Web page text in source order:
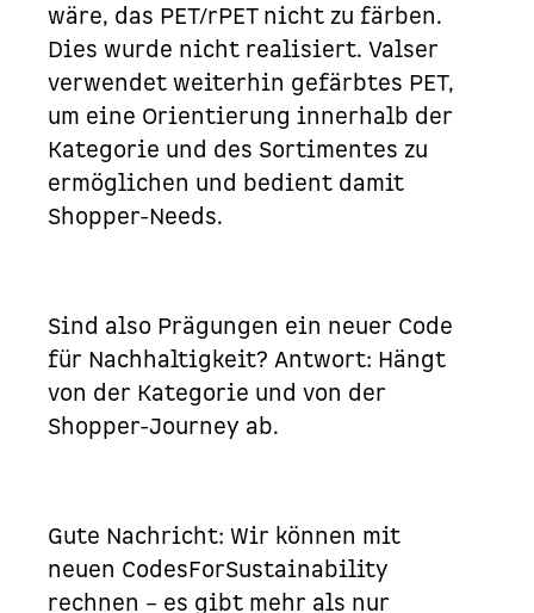
wäre, das PET/rPET nicht zu färben.
Dies wurde nicht realisiert. Valser
verwendet weiterhin gefärbtes PET,
um eine Orientierung innerhalb der
Kategorie und des Sortimentes zu
ermöglichen und bedient damit
Shopper-Needs.
Sind also Prägungen ein neuer Code
für Nachhaltigkeit? Antwort: Hängt
von der Kategorie und von der
Shopper-Journey ab.
Gute Nachricht: Wir können mit
neuen CodesForSustainability
rechnen – es gibt mehr als nur